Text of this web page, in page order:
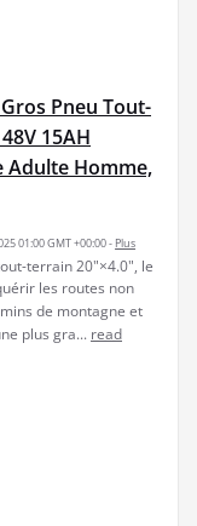
Pneu Tout-
15AH
Adulte Homme,
01:00 GMT +00:00 - Plus
terrain 20"×4.0", le
les routes non
de montagne et
plus gra... read